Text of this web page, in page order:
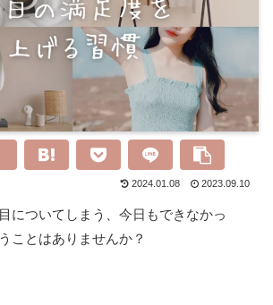
2024.01.08 2023.09.10
についてしまう、今日もできなかっ
とはありませんか？